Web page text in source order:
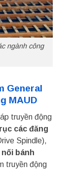
ngành công
General
MAUD
truyền động
các đăng
Spindle),
nối bánh
truyền động